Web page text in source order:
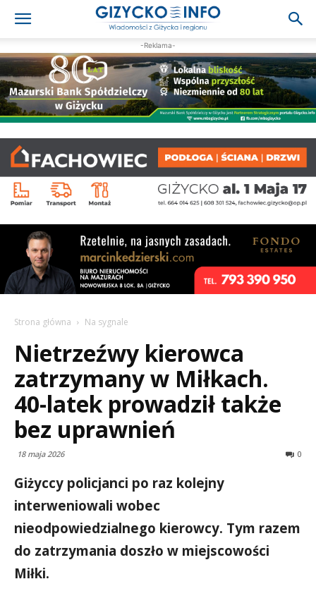
-Reklama-
Strona główna Na sygnale
Nietrzeźwy kierowca
zatrzymany w Miłkach.
40-latek prowadził także
bez uprawnień
18 maja 2026 0
Giżyccy policjanci po raz kolejny
interweniowali wobec
nieodpowiedzialnego kierowcy. Tym razem
do zatrzymania doszło w miejscowości
Miłki.